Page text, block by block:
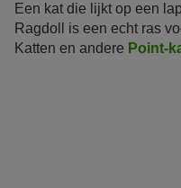
Een kat die lijkt op een
Ragdoll is een echt ras
Katten en andere Point-